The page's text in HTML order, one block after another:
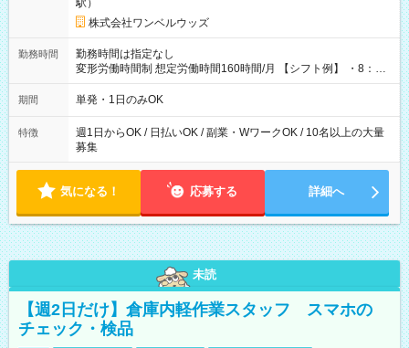
駅）
株式会社ワンベルウッズ
勤務時間
勤務時間は指定なし
変形労働時間制 想定労働時間160時間/月 【シフト例】 ・8：00
～21：00
期間 単発・1日のみOK
特徴
週1日からOK / 日払いOK / 副業・WワークOK / 10名以上の大量
募集
気になる！ 応募する 詳細へ
未読
【週2日だけ】倉庫内軽作業スタッフ スマホの
チェック・検品